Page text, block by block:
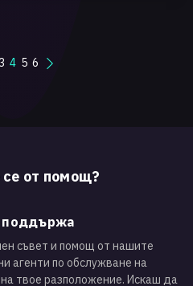
3 4 5 6
от помощ?
поддържа
съвет и помощ от нашите
агенти по обслужване на
твое разположение. Искаш да